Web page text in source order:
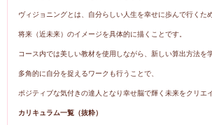
ヴィジョニングとは、自分らしい人生を幸せに歩んで行くため
将来（近未来）のイメージを具体的に描くことです。
コース内では美しい教材を使用しながら、新しい算出方法を学
多角的に自分を捉えるワークも行うことで、
ポジティブな気付きの達人となり幸せ脳で輝く未来をクリエ
カリキュラム一覧（抜粋）